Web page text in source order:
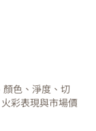
色、淨度、切
彩表現與市場價